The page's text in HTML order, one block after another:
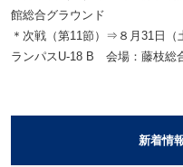
館総合グラウンド
＊次戦（第11節）⇒８月31日（
ランパスU-18 B 会場： 藤枝総
新着情